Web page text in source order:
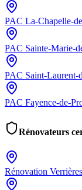
PAC La-Chapelle-
PAC Sainte-Marie-
PAC Saint-Laurent-
PAC Fayence-de-
Rénovateurs
Rénovation